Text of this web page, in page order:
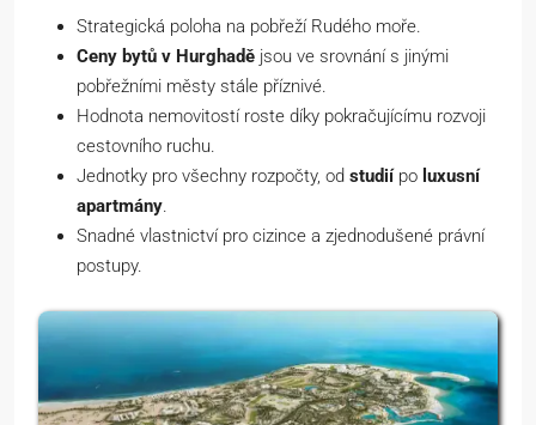
Strategická poloha na pobřeží Rudého moře.
Ceny bytů v Hurghadě jsou ve srovnání s jinými
pobřežními městy stále příznivé.
Hodnota nemovitostí roste díky pokračujícímu rozvoji
cestovního ruchu.
Jednotky pro všechny rozpočty, od studiípo luxusní
apartmány
Snadné vlastnictví pro cizince a zjednodušené právní
postupy.